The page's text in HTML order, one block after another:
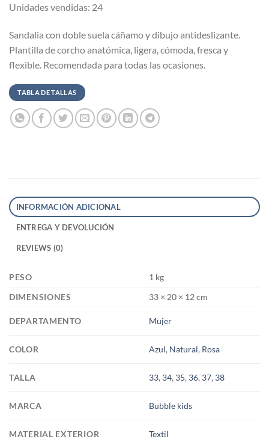
Unidades vendidas: 24
Sandalia con doble suela cáñamo y dibujo antideslizante.
Plantilla de corcho anatómica, ligera, cómoda, fresca y
flexible. Recomendada para todas las ocasiones.
TABLA DE TALLAS
INFORMACIÓN ADICIONAL
ENTREGA Y DEVOLUCIÓN
REVIEWS (0)
PESO
1 kg
DIMENSIONES
33 × 20 × 12 cm
DEPARTAMENTO Mujer
COLOR Azul, Natural, Rosa
TALLA 33, 34, 35, 36, 37, 38
MARCA Bubble kids
MATERIAL EXTERIOR Textil